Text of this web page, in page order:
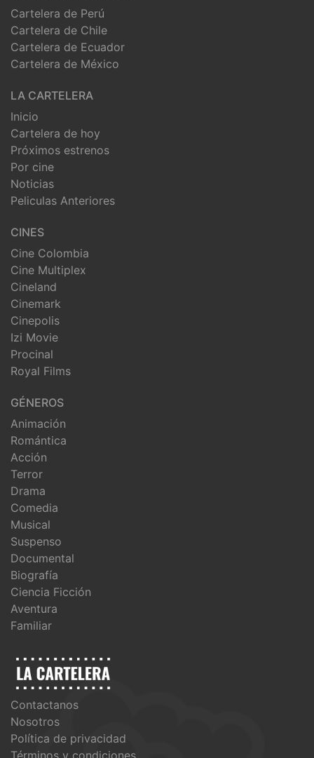
Cartelera de Perú
Cartelera de Chile
Cartelera de Ecuador
Cartelera de México
LA CARTELERA
Inicio
Cartelera de hoy
Próximos estrenos
Por cine
Noticias
Peliculas Anteriores
CINES
Cine Colombia
Cine Multiplex
Cineland
Cinemark
Cinepolis
Izi Movie
Procinal
Royal Films
GÉNEROS
Animación
Romántica
Acción
Terror
Drama
Comedia
Musical
Suspenso
Documental
Biografía
Ciencia Ficción
Aventura
Familiar
Contactanos
Nosotros
Política de privacidad
Términos y condiciones